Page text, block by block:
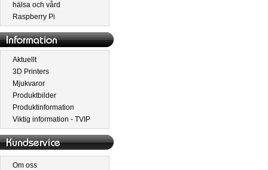
hälsa och vård
Raspberry Pi
Aktuellt
3D Printers
Mjukvaror
Produktbilder
Produktinformation
Viktig information - TVIP
Om oss